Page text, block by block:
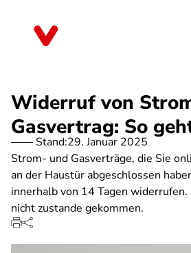
Widerruf von
Gasvertrag: So
Stand:29. Januar 2025
Strom- und Gasverträge, die Sie
an der Haustür abgeschlossen
innerhalb von 14 Tagen
nicht zustande gekommen.